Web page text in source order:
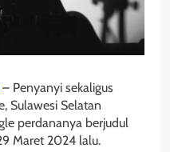
– Penyanyi sekaligus
Sulawesi Selatan
perdananya berjudul
Maret 2024 lalu.